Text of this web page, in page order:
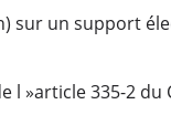
sur un support
l »article 335-2